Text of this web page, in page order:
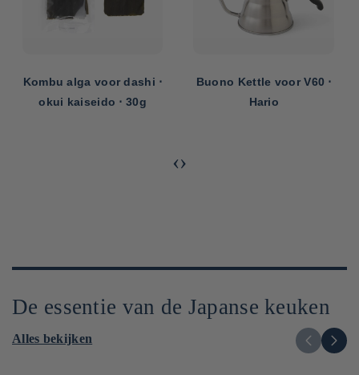
Kombu alga voor dashi ⋅
okui kaiseido ⋅ 30g
Buono Kettle voor V60 ⋅
Hario
‹›
De essentie van de Japanse keuken
Alles bekijken